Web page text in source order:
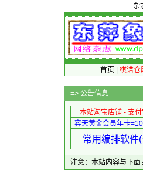
杂
首页 棋谱仓
-=> 公告信息
本站淘宝店铺 - 支付
弈天黄金会员年卡
常用编排软件
注意：本站内容与下